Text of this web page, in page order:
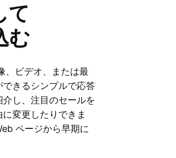
て
む
、ビデオ、または最
きるシンプルで応答
し、注目のセールを
変更したりできま
ページから早期に